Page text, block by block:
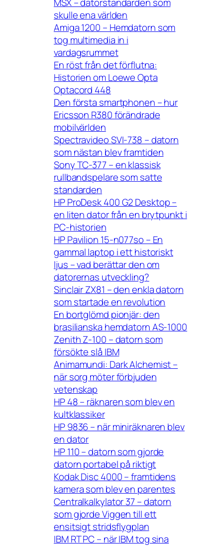
skulle ena världen
Amiga 1200 – Hemdatorn som
tog multimedia in i
vardagsrummet
En röst från det förflutna:
Historien om Loewe Opta
Optacord 448
Den första smartphonen – hur
Ericsson R380 förändrade
mobilvärlden
Spectravideo SVI-738 – datorn
som nästan blev framtiden
Sony TC-377 – en klassisk
rullbandspelare som satte
standarden
HP ProDesk 400 G2 Desktop –
en liten dator från en brytpunkt i
PC-historien
HP Pavilion 15-n077so – En
gammal laptop i ett historiskt
ljus – vad berättar den om
datorernas utveckling?
Sinclair ZX81 – den enkla datorn
som startade en revolution
En bortglömd pionjär: den
brasilianska hemdatorn AS-1000
Zenith Z-100 – datorn som
försökte slå IBM
Animamundi: Dark Alchemist –
när sorg möter förbjuden
vetenskap
HP 48 – räknaren som blev en
kultklassiker
HP 9836 – när miniräknaren blev
en dator
HP 110 – datorn som gjorde
datorn portabel på riktigt
Kodak Disc 4000 – framtidens
kamera som blev en parentes
Centralkalkylator 37 – datorn
som gjorde Viggen till ett
ensitsigt stridsflygplan
IBM RT PC – när IBM tog sina